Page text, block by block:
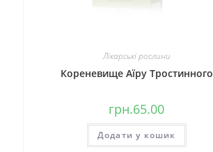
Лікарські рослини
Кореневище Аїру Тростинного
грн.65.00
Додати у кошик